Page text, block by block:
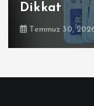
Dikkat
Temmuz 30,